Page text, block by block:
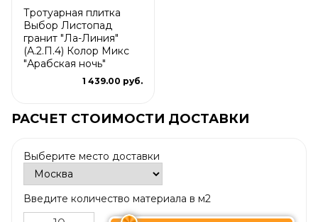
Тротуарная плитка
Выбор Листопад
гранит "Ла-Линия"
(А.2.П.4) Колор Микс
"Арабская ночь"
1 439.00 руб.
РАСЧЕТ СТОИМОСТИ ДОСТАВКИ
Выберите место доставки
Введите количество материала в м2